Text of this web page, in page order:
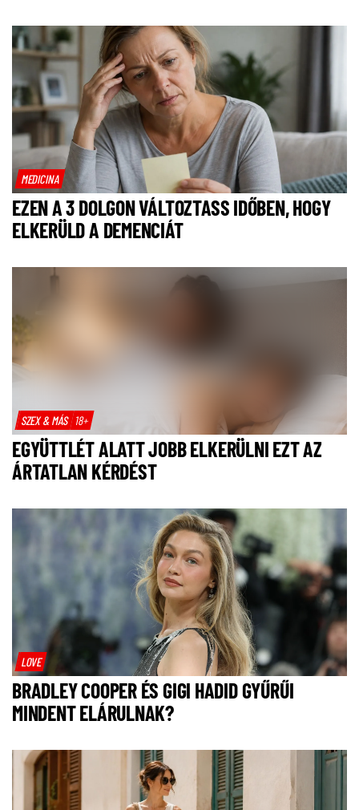
MEDICINA
EZEN A 3 DOLGON VÁLTOZTASS IDŐBEN, HOGY
ELKERÜLD A DEMENCIÁT
SZEX & MÁS 18+
EGYÜTTLÉT ALATT JOBB ELKERÜLNI EZT AZ
ÁRTATLAN KÉRDÉST
LOVE
BRADLEY COOPER ÉS GIGI HADID GYŰRŰI
MINDENT ELÁRULNAK?